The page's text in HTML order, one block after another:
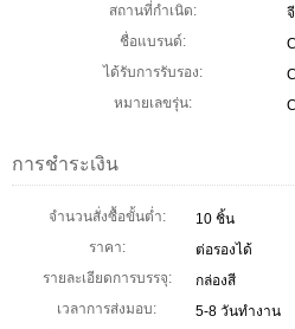
สถานที่กำเนิด:
ชื่อแบรนด์:
ได้รับการรับรอง:
หมายเลขรุ่น:
การชำระเงิน
จำนวนสั่งซื้อขั้นต่ำ:
10 ชิ้น
ราคา:
ต่อรองได้
รายละเอียดการบรรจุ:
กล่องสี
เวลาการส่งมอบ:
5-8 วันทำงาน